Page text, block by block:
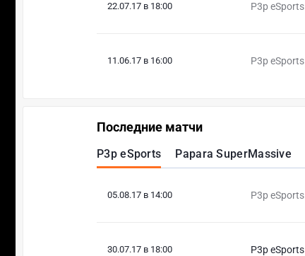
22.07.17 в 18:00 P3p eSports
11.06.17 в 16:00 P3p eSports
Последние матчи
P3p eSports Papara SuperMassive
05.08.17 в 14:00 P3p eSports
30.07.17 в 18:00 P3p eSports